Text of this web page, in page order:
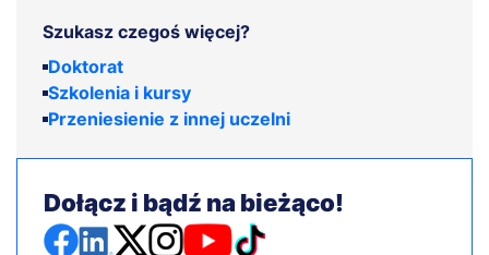
Szukasz czegoś więcej?
Doktorat
Szkolenia i kursy
Przeniesienie z innej uczelni
Dołącz i bądź na bieżąco!